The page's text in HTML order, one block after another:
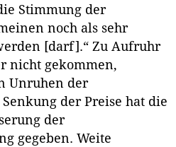
Stimmung der
noch als sehr
[darf].“ Zu Aufruhr
nicht gekommen,
Unruhen der
der Preise hat die
der
gegeben. Weite